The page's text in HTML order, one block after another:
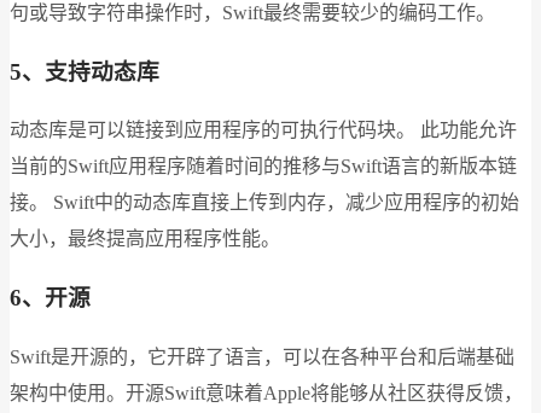
句或导致字符串操作时，Swift最终需要较少的编码工作。
5、支持动态库
动态库是可以链接到应用程序的可执行代码块。 此功能允许
当前的Swift应用程序随着时间的推移与Swift语言的新版本链
接。 Swift中的动态库直接上传到内存，减少应用程序的初始
大小，最终提高应用程序性能。
6、开源
Swift是开源的，它开辟了语言，可以在各种平台和后端基础
架构中使用。开源Swift意味着Apple将能够从社区获得反馈，